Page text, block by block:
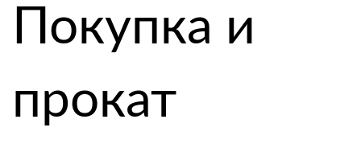
Покупка и
прокат